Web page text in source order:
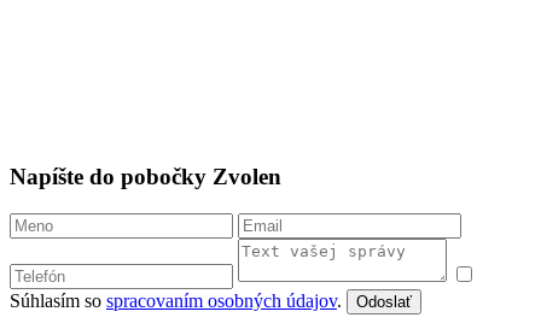
Napíšte do pobočky Zvolen
Súhlasím so spracovaním osobných údajov. Odoslať